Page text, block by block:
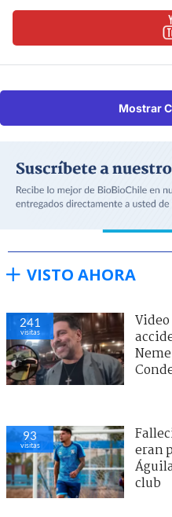
Mostrar
VISTO AHORA
241
visitas
93
visitas
eran
club